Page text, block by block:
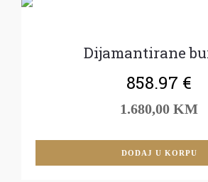
Dijamantirane
858.97 €
1.680,00 KM
DODAJ U KORPU